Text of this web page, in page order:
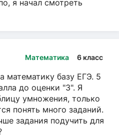
я начал смотреть
Математика 6 класс
математику базу ЕГЭ. 5
до оценки "3". Я
умножения, только
понять много заданий.
задания подучить для